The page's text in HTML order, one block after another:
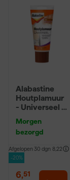
Alabastine
Houtplamuur
- Universeel -
Morgen
bezorgd
Afgelopen 30 dgn 8,22
-20%
6,51